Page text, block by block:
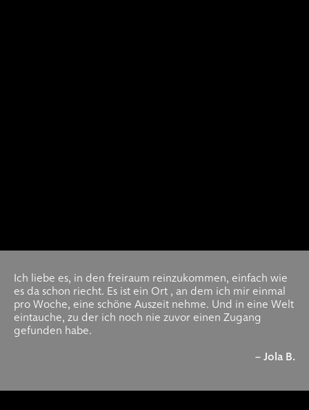
Ich liebe es, in den freiraum reinzukommen, einfach wie
es da schon riecht. Es ist ein Ort , an dem ich mir einmal
pro Woche, eine schöne Auszeit nehme. Und in eine Welt
eintauche, zu der ich noch nie zuvor einen Zugang
gefunden habe.
– Jola B.